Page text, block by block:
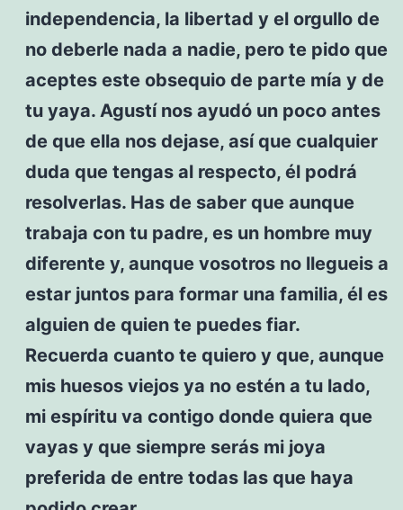
independencia, la libertad y el orgullo de
no deberle nada a nadie, pero te pido que
aceptes este obsequio de parte mía y de
tu yaya. Agustí nos ayudó un poco antes
de que ella nos dejase, así que cualquier
duda que tengas al respecto, él podrá
resolverlas. Has de saber que aunque
trabaja con tu padre, es un hombre muy
diferente y, aunque vosotros no llegueis a
estar juntos para formar una familia, él es
alguien de quien te puedes fiar.
Recuerda cuanto te quiero y que, aunque
mis huesos viejos ya no estén a tu lado,
mi espíritu va contigo donde quiera que
vayas y que siempre serás mi joya
preferida de entre todas las que haya